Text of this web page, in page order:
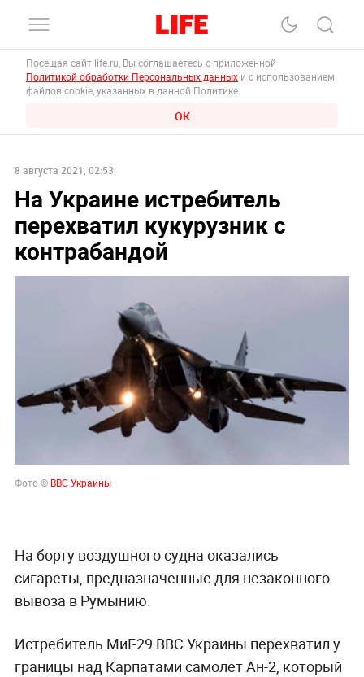
Посещая сайт life.ru, Вы соглашаетесь с приложенной
Политикой обработки Персональных данных и с использованием
файлов cookie, указанных в данной Политике.
ОК
8 августа 2021, 02:53
На Украине истребитель
перехватил кукурузник с
контрабандой
Фото © ВВС Украины
На борту воздушного судна оказались
сигареты, предназначенные для незаконного
вывоза в Румынию.
Истребитель МиГ-29 ВВС Украины перехватил у
границы над Карпатами самолёт Ан-2, который